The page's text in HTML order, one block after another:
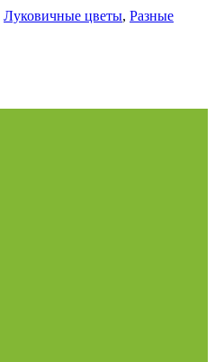
Луковичные цветы, Разные